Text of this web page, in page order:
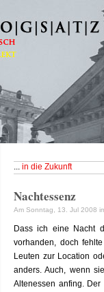
... in die Zukunft
Nachtessenz
Am Sonntag, 13. Jul 2008
Dass ich eine Nacht
vorhanden, doch
Leuten zur Location
anders. Auch, wenn
Altenessen anfing.